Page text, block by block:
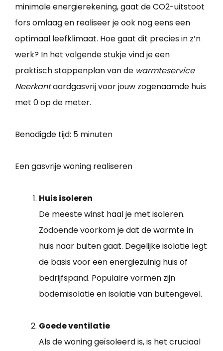
minimale energierekening, gaat de CO2-uitstoot
fors omlaag en realiseer je ook nog eens een
optimaal leefklimaat. Hoe gaat dit precies in z’n
werk? In het volgende stukje vind je een
praktisch stappenplan van de warmteservice
Neerkantaardgasvrij voor jouw zogenaamde huis
met 0 op de meter.
Benodigde tijd: 5 minuten
Een gasvrije woning realiseren
Huis isoleren
De meeste winst haal je met isoleren.
Zodoende voorkom je dat de warmte in
huis naar buiten gaat. Degelijke isolatie legt
de basis voor een energiezuinig huis of
bedrijfspand. Populaire vormen zijn
bodemisolatie en isolatie van buitengevel.
Goede ventilatie
Als de woning geïsoleerd is, is het cruciaal